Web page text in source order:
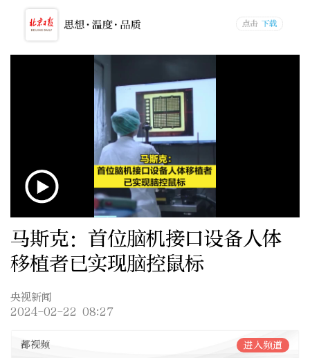
马斯克：首位脑机接口设备人体
移植者已实现脑控鼠标
央视新闻
2024-02-22 08:27
都视频 进入频道